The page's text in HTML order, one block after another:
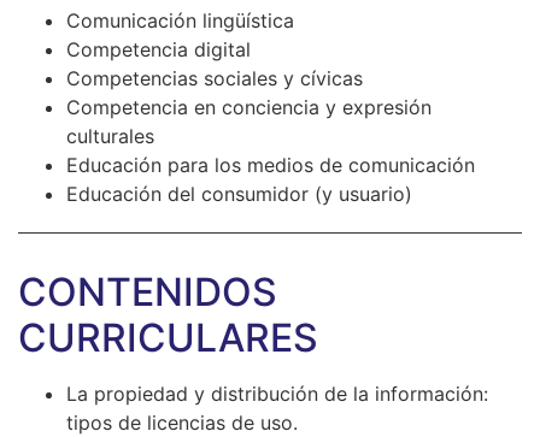
Comunicación lingüística
Competencia digital
Competencias sociales y cívicas
Competencia en conciencia y expresión
culturales
Educación para los medios de comunicación
Educación del consumidor (y usuario)
CONTENIDOS
CURRICULARES
La propiedad y distribución de la información:
tipos de licencias de uso.